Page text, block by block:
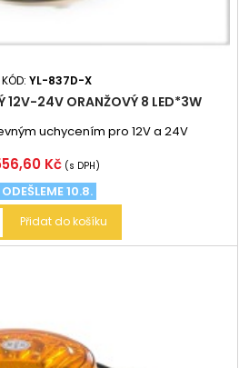
KÓD: YL-837D-X
12V-24V ORANŽOVÝ 8 LED*3W
uchycením pro 12V a 24V
Kč (s DPH)
ODEŠLEME 10.8.
Přidat do košíku